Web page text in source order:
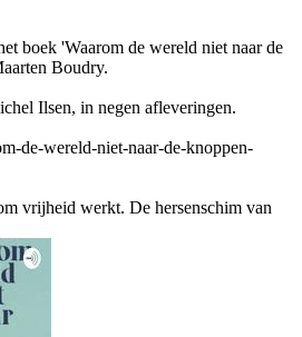
boek 'Waarom de wereld niet naar de
Boudry.
Ilsen, in negen afleveringen.
de-wereld-niet-naar-de-knoppen-
vrijheid werkt. De hersenschim van